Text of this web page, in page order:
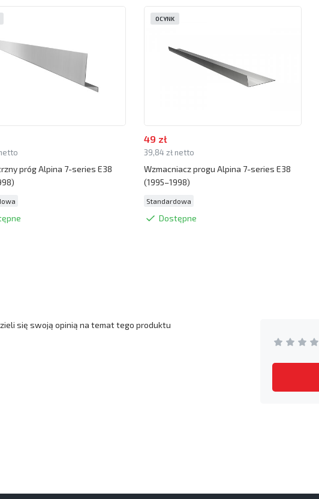
próg Alpina 7-series E38
49 zł
39,84 zł netto
Wzmacniacz progu Alpina 7-series E38
(1995–1998)
Standardowa
Dostępne
OCYNK
się swoją opinią na temat tego produktu